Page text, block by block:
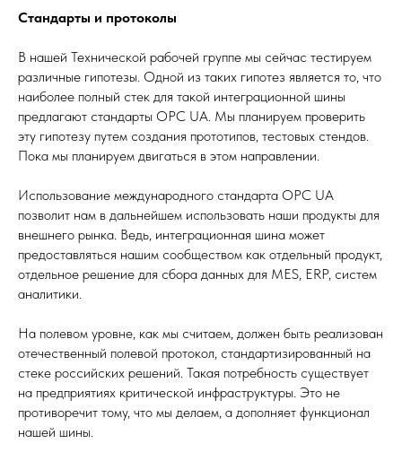
Стандарты и протоколы
В нашей Технической рабочей группе мы сейчас тестируем
различные гипотезы. Одной из таких гипотез является то, что
наиболее полный стек для такой интеграционной шины
предлагают стандарты OPC UA. Мы планируем проверить
эту гипотезу путем создания прототипов, тестовых стендов.
Пока мы планируем двигаться в этом направлении.
Использование международного стандарта OPC UA
позволит нам в дальнейшем использовать наши продукты для
внешнего рынка. Ведь, интеграционная шина может
предоставляться нашим сообществом как отдельный продукт,
отдельное решение для сбора данных для MES, ERP, систем
аналитики.
На полевом уровне, как мы считаем, должен быть реализован
отечественный полевой протокол, стандартизированный на
стеке российских решений. Такая потребность существует
на предприятиях критической инфраструктуры. Это не
противоречит тому, что мы делаем, а дополняет функционал
нашей шины.